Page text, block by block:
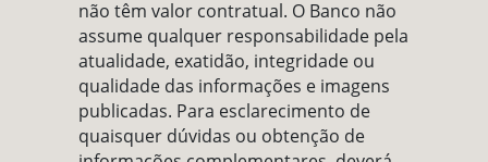
não têm valor contratual. O Banco não
assume qualquer responsabilidade pela
atualidade, exatidão, integridade ou
qualidade das informações e imagens
publicadas. Para esclarecimento de
quaisquer dúvidas ou obtenção de